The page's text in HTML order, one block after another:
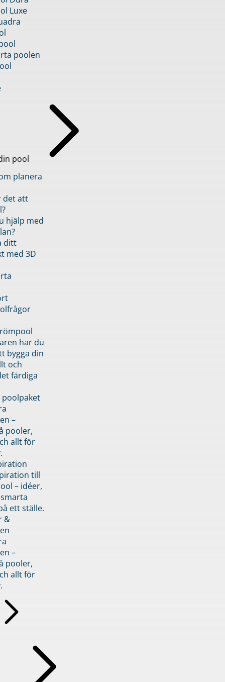
Luxe
poolen
pool
planera
det att
hjälp med
ditt
med 3D
har du
bygga din
och
färdiga
–
pooler,
allt för
till
– idéer,
ett ställe.
&
–
pooler,
allt för